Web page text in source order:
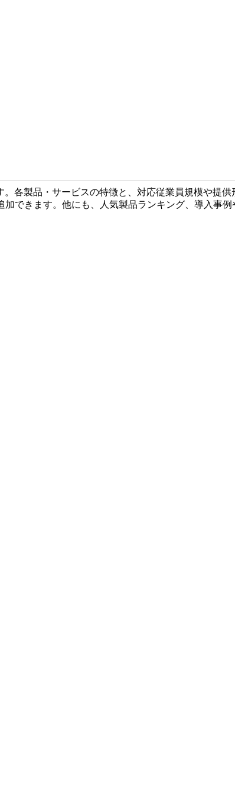
各製品・サービスの特徴と、対応従業員規模や提
できます。他にも、人気製品ランキング、導入事